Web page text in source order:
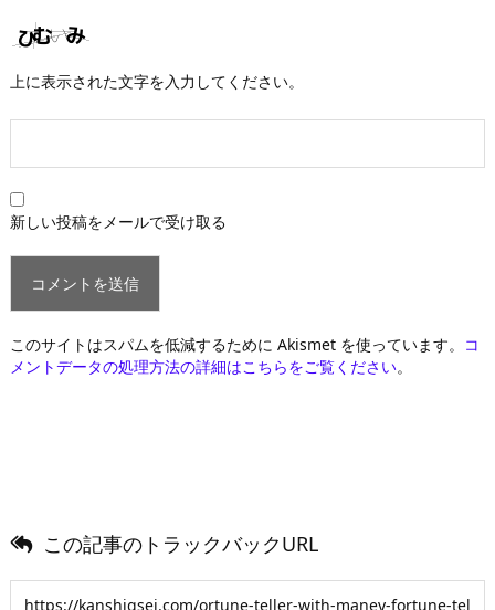
上に表示された文字を入力してください。
新しい投稿をメールで受け取る
このサイトはスパムを低減するために Akismet を使っています。
コ
メントデータの処理方法の詳細はこちらをご覧ください。
この記事のトラックバックURL